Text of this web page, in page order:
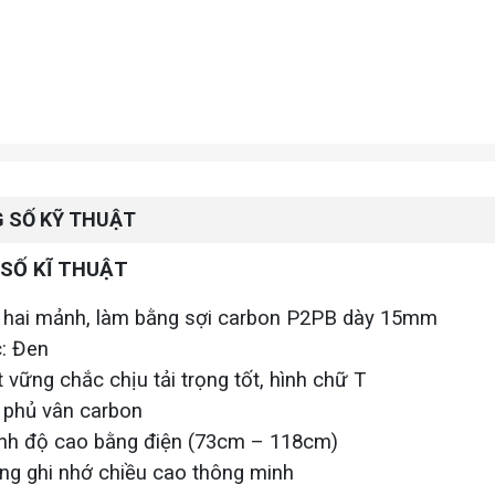
SỐ KỸ THUẬT
KĨ THUẬT
mảnh, làm bằng sợi carbon P2PB dày 15mm
Đen
vững chắc chịu tải trọng tốt, hình chữ T
vân carbon
độ cao bằng điện (73cm – 118cm)
ghi nhớ chiều cao thông minh